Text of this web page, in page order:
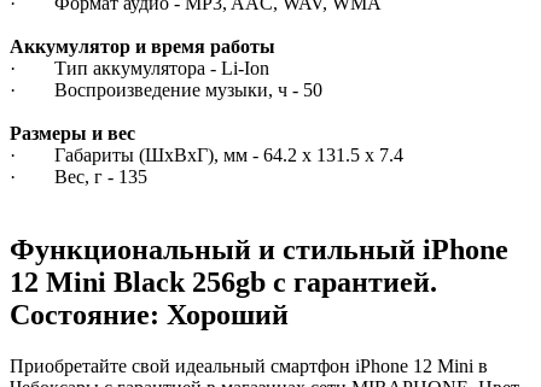
Аккумулятор и время работы
· Тип аккумулятора - Li-Ion
· Воспроизведение музыки, ч - 50
Размеры и вес
· Габариты (ШxВxГ), мм - 64.2 x 131.5 x 7.4
· Вес, г - 135
Функциональный и стильный iPhone
12 Mini Black 256gb с гарантией.
Состояние: Хороший
Приобретайте свой идеальный смартфон iPhone 12 Mini в